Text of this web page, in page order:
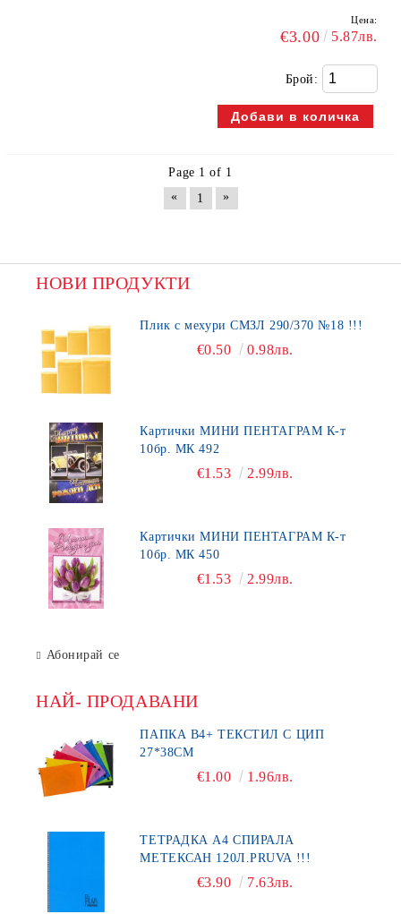
Цена:
€3.00 5.87лв.
Брой:
Page 1 of 1
«
1 »
НОВИ ПРОДУКТИ
Плик с мехури СМЗЛ 290/370 №18 !!!
€0.50 0.98лв.
Картички МИНИ ПЕНТАГРАМ К-т
10бр. МК 492
€1.53 2.99лв.
Картички МИНИ ПЕНТАГРАМ К-т
10бр. МК 450
€1.53 2.99лв.
Абонирай се
НАЙ- ПРОДАВАНИ
ПАПКА В4+ ТЕКСТИЛ С ЦИП
27*38СМ
€1.00 1.96лв.
ТЕТРАДКА А4 СПИРАЛА
МЕТЕКСАН 120Л.PRUVA !!!
€3.90 7.63лв.